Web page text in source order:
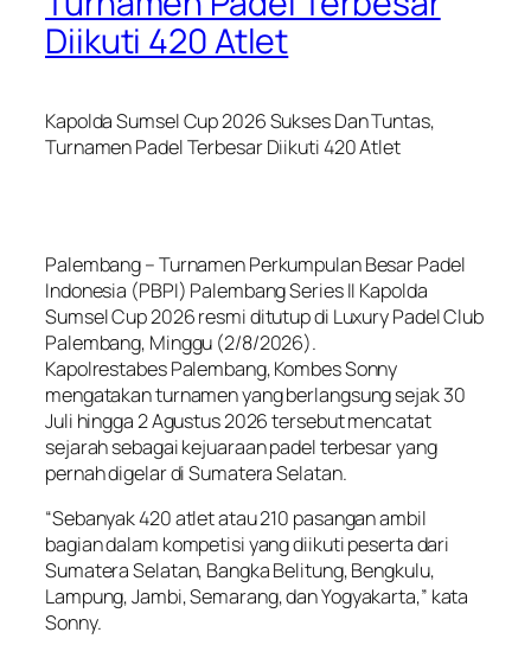
Diikuti 420 Atlet
Kapolda Sumsel Cup 2026 Sukses Dan Tuntas,
Turnamen Padel Terbesar Diikuti 420 Atlet
Palembang – Turnamen Perkumpulan Besar Padel
Indonesia (PBPI) Palembang Series II Kapolda
Sumsel Cup 2026 resmi ditutup di Luxury Padel Club
Palembang, Minggu (2/8/2026).
Kapolrestabes Palembang, Kombes Sonny
mengatakan turnamen yang berlangsung sejak 30
Juli hingga 2 Agustus 2026 tersebut mencatat
sejarah sebagai kejuaraan padel terbesar yang
pernah digelar di Sumatera Selatan.
“Sebanyak 420 atlet atau 210 pasangan ambil
bagian dalam kompetisi yang diikuti peserta dari
Sumatera Selatan, Bangka Belitung, Bengkulu,
Lampung, Jambi, Semarang, dan Yogyakarta,” kata
Sonny.